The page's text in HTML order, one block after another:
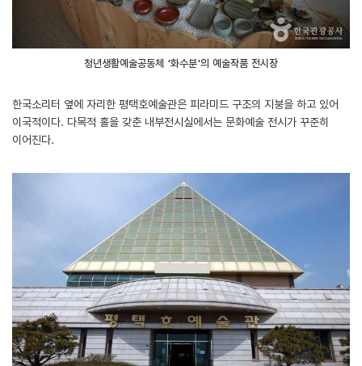
청년생활예술공동체 '화수분'의 예술작품 전시장
한국소리터 옆에 자리한 평택호예술관은 피라미드 구조의 지붕을 하고 있어
이국적이다. 다목적 홀을 갖춘 내부전시실에서는 문화예술 전시가 꾸준히
이어진다.